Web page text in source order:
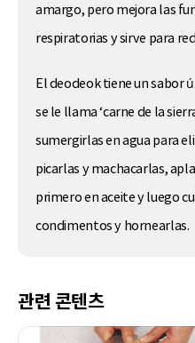
amargo, pero mejora las
respiratorias y sirve para
El deodeok tiene un sabor
se le llama ‘carne de la
sumergirlas en agua para
picarlas y machacarlas,
primero en aceite y luego
condimentos y hornearlas.
관련 콘텐츠